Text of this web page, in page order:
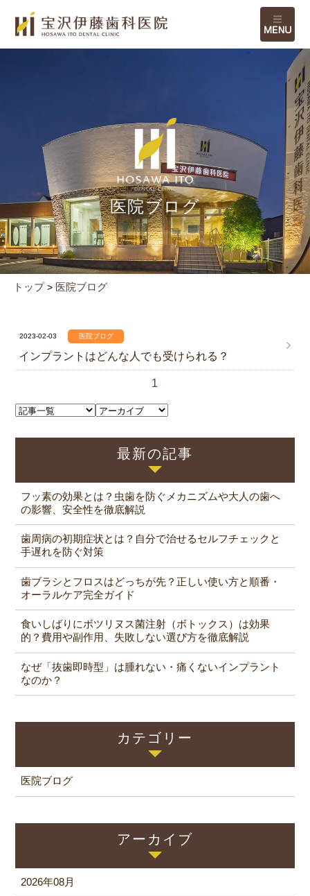
医院ブログ
トップ > 医院ブログ
2023-02-03 医院ブログ
インプラントはどんな人でも受けられる？
1
最新の記事
フッ素の効果とは？虫歯を防ぐメカニズムや大人の歯へ
の影響、安全性を徹底解説
歯周病の初期症状とは？自分で治せるセルフチェックと
手遅れを防ぐ対策
歯ブラシとフロスはどっちが先？正しい使い方と順番・
オーラルケア完全ガイド
食いしばりにボツリヌス菌注射（ボトックス）は効果
的？費用や副作用、失敗しない選び方を徹底解説
なぜ「抜歯即時型」は腫れない・痛くないインプラント
なのか？
カテゴリー
医院ブログ
アーカイブ
2026年08月